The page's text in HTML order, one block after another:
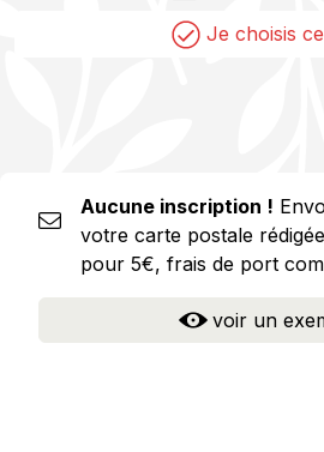
Je choisis
Aucune inscription !
votre carte postale
pour 5€, frais de port
voir un